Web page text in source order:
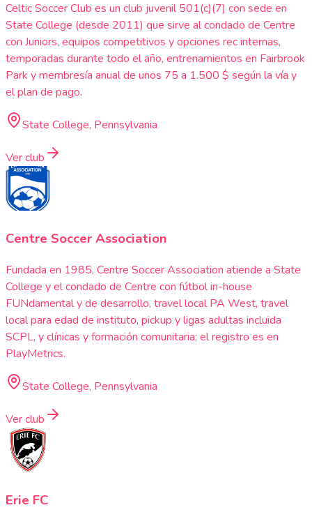
Celtic Soccer Club es un club juvenil 501(c)(7) con sede en
State College (desde 2011) que sirve al condado de Centre
con Juniors, equipos competitivos y opciones rec internas,
temporadas durante todo el año, entrenamientos en Fairbrook
Park y membresía anual de unos 75 a 1.500 $ según la vía y
el plan de pago.
State College, Pennsylvania
Ver club
Centre Soccer Association
Fundada en 1985, Centre Soccer Association atiende a State
College y el condado de Centre con fútbol in-house
FUNdamental y de desarrollo, travel local PA West, travel
local para edad de instituto, pickup y ligas adultas incluida
SCPL, y clínicas y formación comunitaria; el registro es en
PlayMetrics.
State College, Pennsylvania
Ver club
Erie FC